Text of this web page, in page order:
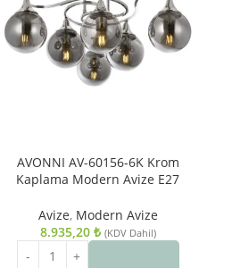
AVONNI AV-60156-6K Krom
Kaplama Modern Avize E27
Avize, Modern Avize
8.935,20 ₺ (KDV Dahil)